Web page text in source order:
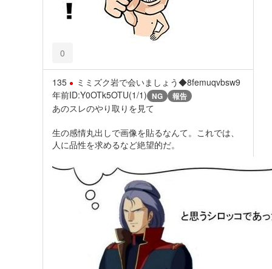
0
135 ミミズク岩で会いましょう◆8femuqvbsw9
年前ID:Y0OTk5OTU(1/1) NG 報告
あのスレのやり取りを見て
生の感情丸出しで画像を貼るなんて。これでは、
人に品性を求めるなど絶望的だ。